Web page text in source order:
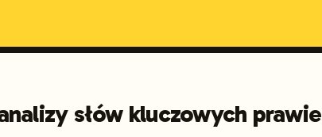
słów kluczowych prawie